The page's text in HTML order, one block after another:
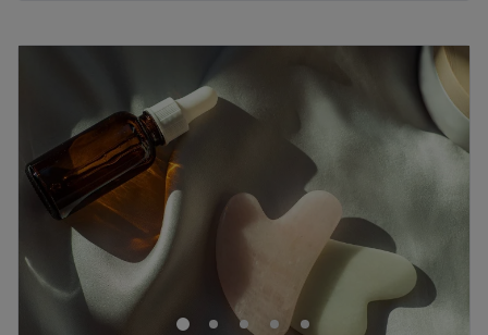
19:00
Donnerstag
09:00
19:00
Freitag
19:00
Samstag
Sonntag
Willkommen bei El Sol Studio in Düsseldorf. In diesem
Massagestudio erwarten dich erstklassige Behandlungen
zum wohlfühlen und entspannen. Ob bei einer
Gesichtsbehandlung oder einer wohltuenden Massage,